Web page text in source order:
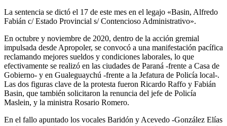
La sentencia se dictó el 17 de este mes en el legajo «Basin, Alfredo
Fabián c/ Estado Provincial s/ Contencioso Administrativo».
En octubre y noviembre de 2020, dentro de la acción gremial
impulsada desde Apropoler, se convocó a una manifestación pacífica
reclamando mejores sueldos y condiciones laborales, lo que
efectivamente se realizó en las ciudades de Paraná -frente a Casa de
Gobierno- y en Gualeguaychú -frente a la Jefatura de Policía local-.
Las dos figuras clave de la protesta fueron Ricardo Raffo y Fabián
Basin, que también solicitaron la renuncia del jefe de Policía
Maslein, y la ministra Rosario Romero.
En el fallo apuntado los vocales Baridón y Acevedo -González Elías